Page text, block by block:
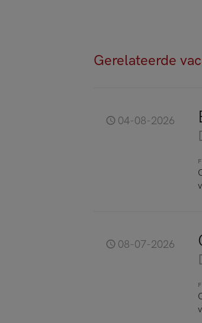
Gerelateerde
04-08-2026
08-07-2026